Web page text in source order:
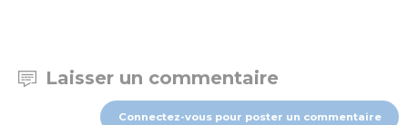
Laisser un commentaire
Connectez-vous pour poster un commentaire